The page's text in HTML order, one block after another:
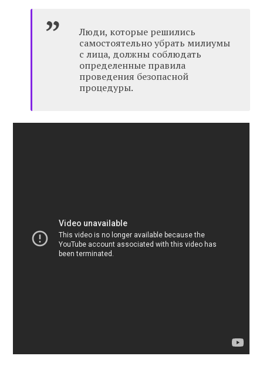
Люди, которые решились
самостоятельно убрать милиумы
с лица, должны соблюдать
определенные правила
проведения безопасной
процедуры.